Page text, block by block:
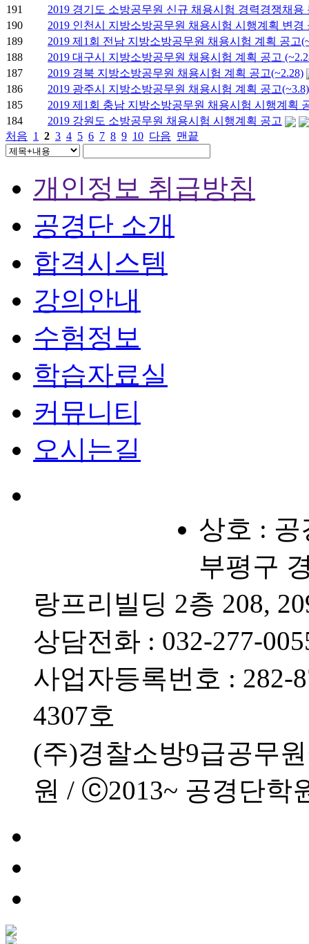
191
2019 경기도 소방공무원 신규 채용시험 경력경쟁채
190
2019 인천시 지방소방공무원 채용시험 시행계획 변경
189
2019 제1회 전남 지방소방공무원 채용시험 계획 공고
188
2019 대구시 지방소방공무원 채용시험 계획 공고
187
2019 경북 지방소방공무원 채용시험 계획 공고(~2.28)
186
2019 광주시 지방소방공무원 채용시험 계획 공고(~3.8)
185
2019 제1회 충남 지방소방공무원 채용시험 시행계획
184
2019 강원도 소방공무원 채용시험 시행계획 공고
처음 1 2 3 4 5 6 7 8 9 10 다음 맨끝
개인정보 취급방침
공경단 소개
합격시스템
강의안내
수험정보
학습자료실
커뮤니티
오시는길
상호 :
부평구
랑프리빌딩 2층 208,
상담전화 : 032-277-
사업자등록번호 : 282-
4307호
(주)경찰소방9급공무
원 / ⓒ2013~ 공경단학